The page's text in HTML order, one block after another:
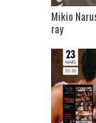
Mikio
ray